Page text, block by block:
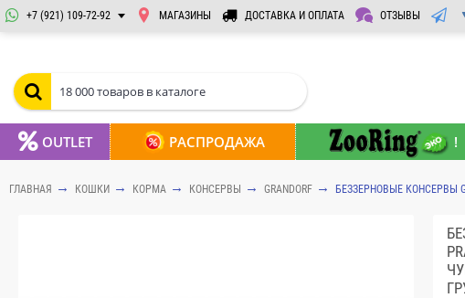
+7 (921) 109-72-92 МАГАЗИНЫ ДОСТАВКА И ОПЛАТА ОТЗЫВЫ
OUTLET РАСПРОДАЖА !
ГЛАВНАЯ КОШКИ КОРМА КОНСЕРВЫ GRANDORF БЕЗЗЕРНОВЫЕ КОНСЕРВЫ